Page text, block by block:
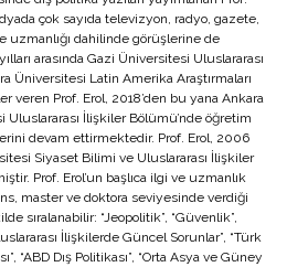
çok sayıda televizyon, radyo, gazete,
uzmanlığı dahilinde görüşlerine de
arasında Gazi Üniversitesi Uluslararası
Üniversitesi Latin Amerika Araştırmaları
veren Prof. Erol, 2018’den bu yana Ankara
Uluslararası İlişkiler Bölümü’nde öğretim
devam ettirmektedir. Prof. Erol, 2006
Siyaset Bilimi ve Uluslararası İlişkiler
Prof. Erol’un başlıca ilgi ve uzmanlık
master ve doktora seviyesinde verdiği
sıralanabilir: “Jeopolitik”, “Güvenlik”,
İlişkilerde Güncel Sorunlar”, “Türk
“ABD Dış Politikası”, “Orta Asya ve Güney